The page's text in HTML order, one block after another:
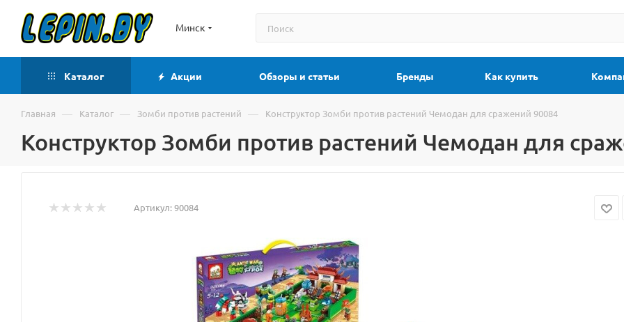
Минск
Каталог Акции Обзоры и статьи Бренды Как купить
Главная — Каталог — Зомби против растений — Конструктор Зомби против растений Чемодан для сражений 90084
Конструктор Зомби против растений Чемодан для
Артикул:90084